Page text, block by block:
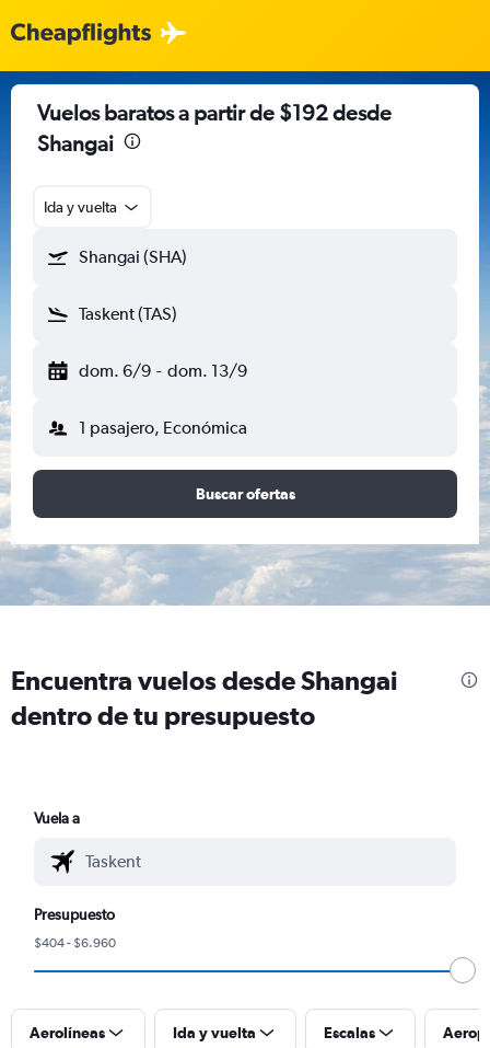
Vuelos baratos a partir de $192 desde
Shangai
Ida y vuelta
Shangai (SHA)
Taskent (TAS)
dom. 6/9 - dom. 13/9
1 pasajero, Económica
Buscar ofertas
Encuentra vuelos desde Shangai
dentro de tu presupuesto
Vuela a
Presupuesto
$404 - $6.960
Aerolíneas Ida y vuelta Escalas